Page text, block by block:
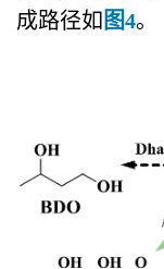
成路径如 图4。